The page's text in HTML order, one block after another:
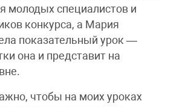
молодых специалистов и
конкурса, а Мария
показательный урок —
она и представит на
чтобы на моих уроках